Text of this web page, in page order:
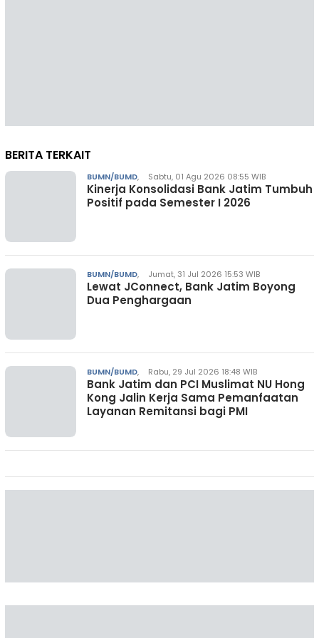
BERITA TERKAIT
BUMN/BUMD, Sabtu, 01 Agu 2026 08:55 WIB
Kinerja Konsolidasi Bank Jatim Tumbuh
Positif pada Semester I 2026
BUMN/BUMD, Jumat, 31 Jul 2026 15:53 WIB
Lewat JConnect, Bank Jatim Boyong
Dua Penghargaan
BUMN/BUMD, Rabu, 29 Jul 2026 18:48 WIB
Bank Jatim dan PCI Muslimat NU Hong
Kong Jalin Kerja Sama Pemanfaatan
Layanan Remitansi bagi PMI